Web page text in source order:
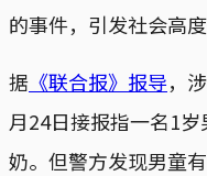
的事件，引发社会高度
据 《联合报》报导，
月24日接报指一名1
奶。但警方发现男童